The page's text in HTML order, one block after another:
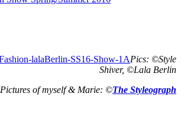
Pics: ©Style
Shiver, ©Lala Berlin
Pictures of myself & Marie: ©The Styleograph